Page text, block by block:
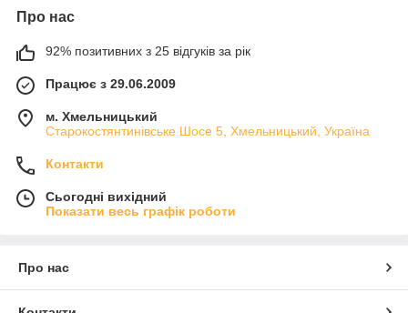
Про нас
92% позитивних з 25 відгуків за рік
Працює з 29.06.2009
м. Хмельницький
Старокостянтинівське Шосе 5, Хмельницький, Україна
Контакти
Сьогодні вихідний
Показати весь графік роботи
Про нас